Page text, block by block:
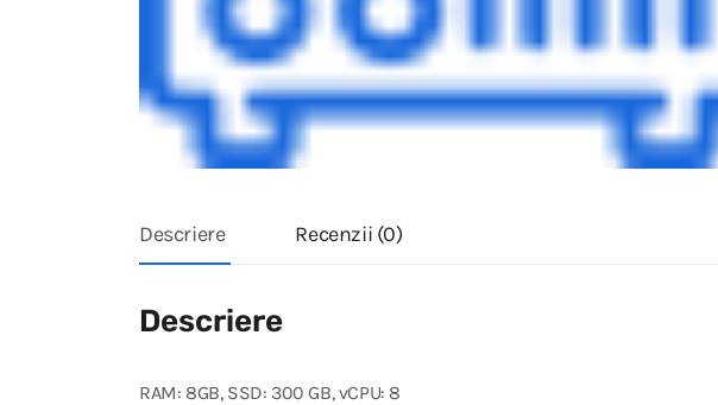
Descriere Recenzii (0)
Descriere
RAM: 8GB, SSD: 300 GB, vCPU: 8